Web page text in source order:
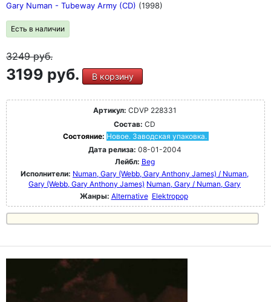
Gary Numan - Tubeway Army (CD) (1998)
Есть в наличии
3249руб.
3199 руб. В корзину
Артикул: CDVP 228331
Состав: CD
Состояние: Новое. Заводская упаковка.
Дата релиза: 08-01-2004
Лейбл: Beg
Исполнители: Numan, Gary (Webb, Gary Anthony James) / Numan,
Gary (Webb, Gary Anthony James) Numan, Gary / Numan, Gary
Жанры: Alternative Elektropop